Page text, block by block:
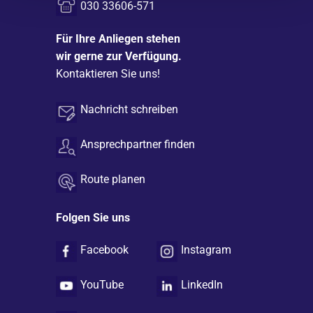
030 33606-571
Für Ihre Anliegen stehen
wir gerne zur Verfügung.
Kontaktieren Sie uns!
Nachricht schreiben
Ansprechpartner finden
Route planen
Folgen Sie uns
Facebook Instagram
YouTube LinkedIn